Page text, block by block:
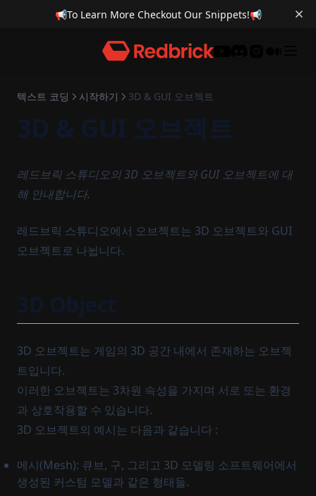
📢To Learn More Checkout Our Snippets!📢
텍스트 코딩 시작하기 3D & GUI 오브젝트
3D & GUI 오브젝트
레드브릭 스튜디오의 3D 오브젝트와 GUI 오브젝트에 대
해 안내합니다.
레드브릭 스튜디오에서 오브젝트는 3D 오브젝트와 GUI
오브젝트로 나뉩니다.
3D Object
3D 오브젝트는 게임의 3D 공간 내에서 존재하는 오브젝
트입니다.
이러한 오브젝트는 3차원 속성을 가지며 서로 또는 환경
과 상호작용할 수 있습니다.
3D 오브젝트의 예시는 다음과 같습니다 :
메시(Mesh): 큐브, 구, 그리고 3D 모델링 소프트웨어에서
생성된 커스텀 모델과 같은 형태들.